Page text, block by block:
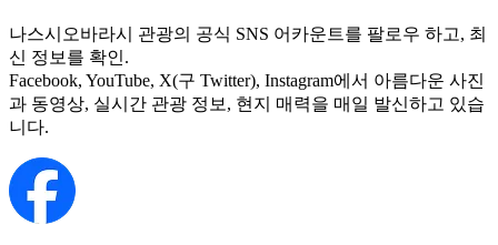
나스시오바라시 관광의 공식 SNS 어카운트를 팔로우 하고, 최
신 정보를 확인.
Facebook, YouTube, X(구 Twitter), Instagram에서 아름다운 사진
과 동영상, 실시간 관광 정보, 현지 매력을 매일 발신하고 있습
니다.